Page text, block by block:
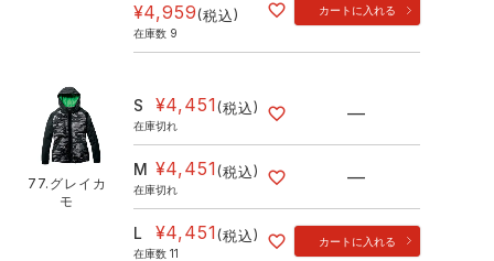
¥4,959 税込
在庫数 9
カートに入れる
77.グレイカ
モ
S ¥4,451 税込
在庫切れ
—
M ¥4,451 税込
在庫切れ
—
L ¥4,451 税込
在庫数 11
カートに入れる